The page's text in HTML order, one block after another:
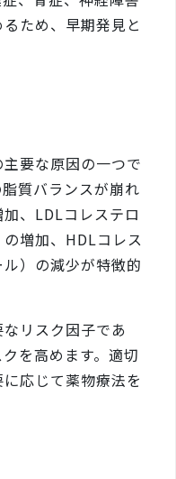
ため、早期発見と
要な原因の一つで
質バランスが崩れ
、LDLコレステロ
増加、HDLコレス
）の減少が特徴的
リスク因子であ
を高めます。適切
応じて薬物療法を